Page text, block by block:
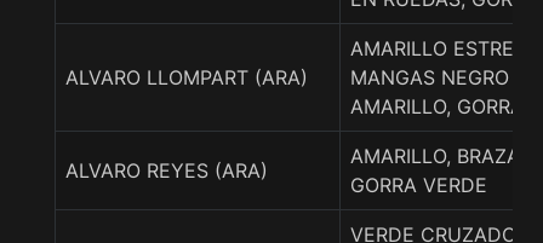
ALVARO LLOMPART (ARA)
AMARILLO
MANGAS NEGRO
AMARILLO, GORRA
ALVARO REYES (ARA)
AMARILLO,
GORRA VERDE
VERDE CRUZADO